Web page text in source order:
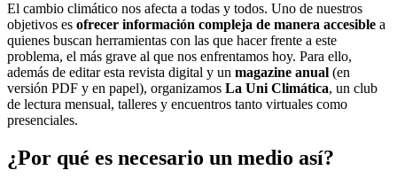
El cambio climático nos afecta a todas y todos. Uno de nuestros
objetivos es ofrecer información compleja de manera accesible a
quienes buscan herramientas con las que hacer frente a este
problema, el más grave al que nos enfrentamos hoy. Para ello,
además de editar esta revista digital y un magazine anual (en
versión PDF y en papel), organizamos La Uni Climática, un club
de lectura mensual, talleres y encuentros tanto virtuales como
presenciales.
¿Por qué es necesario un medio así?